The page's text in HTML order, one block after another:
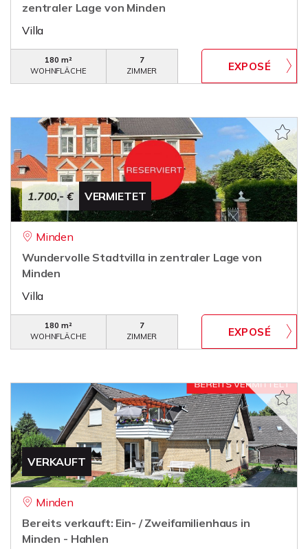
zentraler Lage von Minden
Villa
180 m²
WOHNFLÄCHE
7
ZIMMER
1.700,- € VERMIETET
Minden
Wundervolle Stadtvilla in zentraler Lage von
Minden
Villa
180 m²
WOHNFLÄCHE
7
ZIMMER
VERKAUFT
Minden
Bereits verkauft: Ein- / Zweifamilienhaus in
Minden - Hahlen